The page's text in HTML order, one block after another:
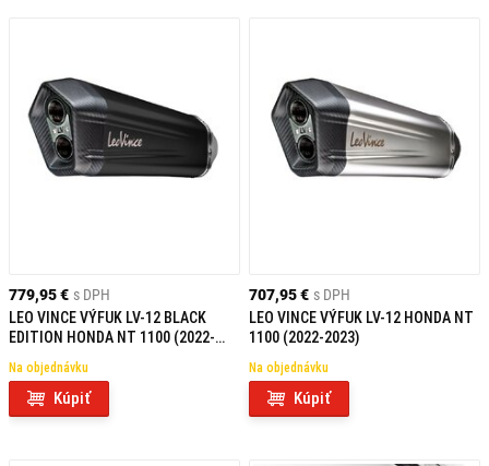
779,95 € s DPH
LEO VINCE VÝFUK LV-12 BLACK
EDITION HONDA NT 1100 (2022-
Na objednávku
Kúpiť
707,95 € s DPH
LEO VINCE VÝFUK LV-12 HONDA NT
1100 (2022-2023)
Na objednávku
Kúpiť